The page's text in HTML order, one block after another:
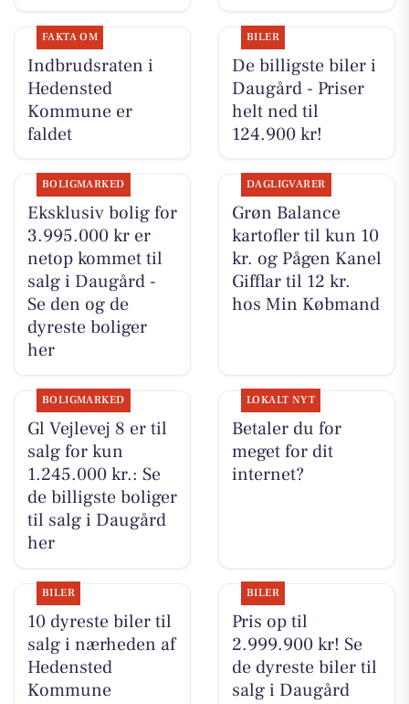
FAKTA OM
Indbrudsraten i
Hedensted
Kommune er
faldet
BILER
De billigste biler i
Daugård - Priser
helt ned til
124.900 kr!
BOLIGMARKED
Eksklusiv bolig for
3.995.000 kr er
netop kommet til
salg i Daugård -
Se den og de
dyreste boliger
her
DAGLIGVARER
Grøn Balance
kartofler til kun 10
kr. og Pågen Kanel
Gifflar til 12 kr.
hos Min Købmand
BOLIGMARKED
Gl Vejlevej 8 er til
salg for kun
1.245.000 kr.: Se
de billigste boliger
til salg i Daugård
her
LOKALT NYT
Betaler du for
meget for dit
internet?
BILER
10 dyreste biler til
salg i nærheden af
Hedensted
Kommune
BILER
Pris op til
2.999.900 kr! Se
de dyreste biler til
salg i Daugård